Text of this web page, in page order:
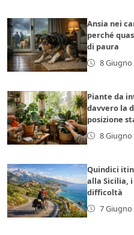
Ansia nei
perché
di paura
8 Giugno
Piante da
davvero la
posizione
8 Giugno
Quindici
alla Sicilia,
difficoltà
7 Giugno